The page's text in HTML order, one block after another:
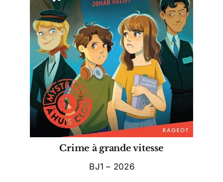
Crime à grande vitesse
BJ1 – 2026